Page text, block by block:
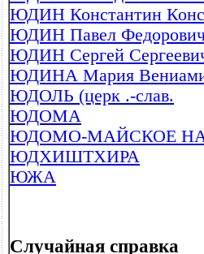
ЮДИН Константин
ЮДИН Павел Федорович
ЮДИН Сергей
ЮДИНА Мария
ЮДОЛЬ (церк .-слав.
ЮДОМА
ЮДОМО-МАЙСКОЕ
ЮДХИШТХИРА
ЮЖА
Случайная справка